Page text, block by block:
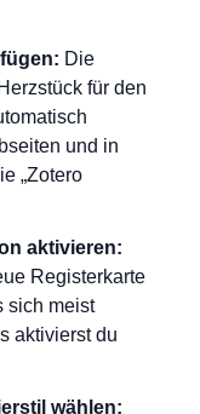
Die
für den
und in
„Zotero
aktivieren:
Registerkarte
sich meist
aktivierst du
wählen: